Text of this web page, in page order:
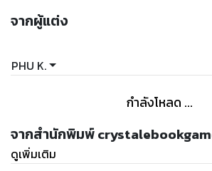
จากผู้แต่ง
PHU K.
กำลังโหลด ...
จากสำนักพิมพ์
ดูเพิ่มเติม